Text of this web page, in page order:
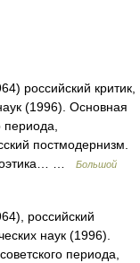
российский критик,
(1996). Основная
периода,
постмодернизм.
…
Большой
российский
наук (1996).
периода,